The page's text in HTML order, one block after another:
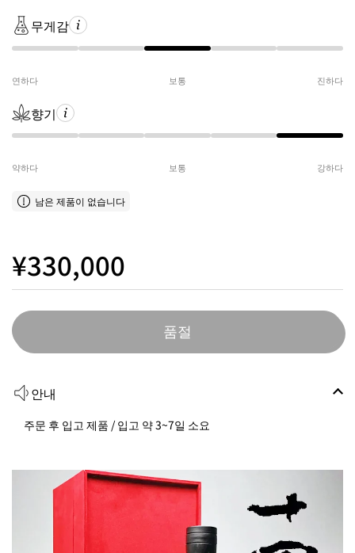
무게감
연하다 보통 진하다
향기
약하다 보통 강하다
남은 제품이 없습니다
¥330,000
품절
안내
주문 후 입고 제품 / 입고 약 3~7일 소요